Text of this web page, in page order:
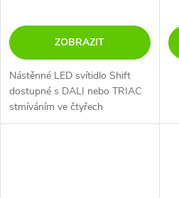
ZOBRAZIT
Nástěnné LED svítidlo Shift
dostupné s DALI nebo TRIAC
stmíváním ve čtyřech
barevných variantách - černá,